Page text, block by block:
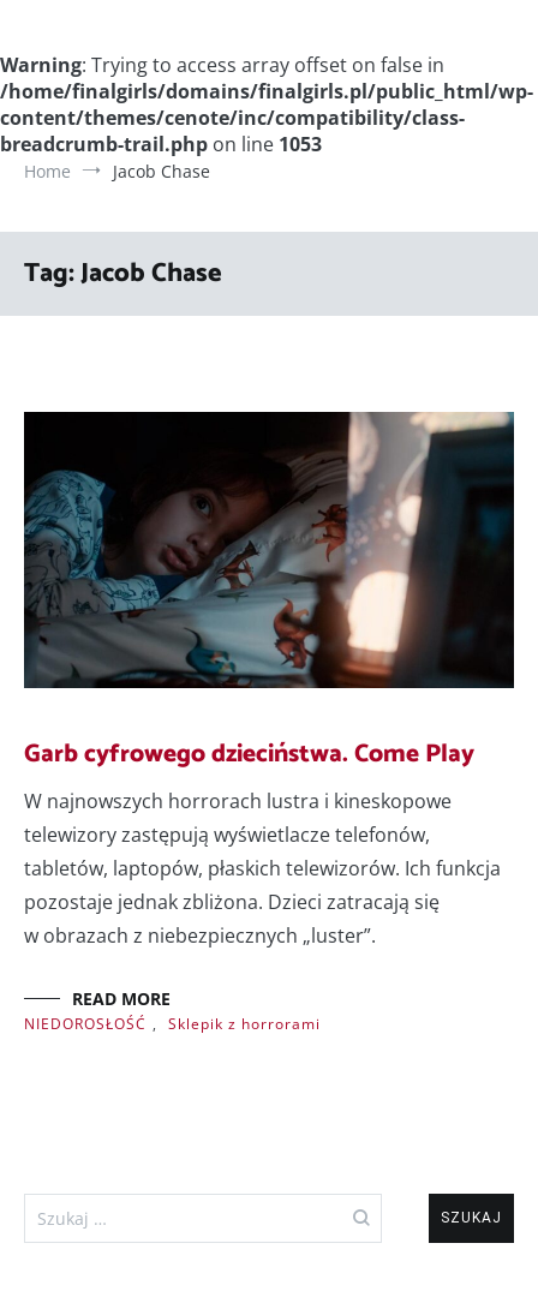
Warning: Trying to access array offset on false in
/home/finalgirls/domains/finalgirls.pl/public_html/wp-
content/themes/cenote/inc/compatibility/class-
breadcrumb-trail.php on line 1053
Home Jacob Chase
Tag:Jacob Chase
Garb cyfrowego dzieciństwa. Come Play
W najnowszych horrorach lustra i kineskopowe
telewizory zastępują wyświetlacze telefonów,
tabletów, laptopów, płaskich telewizorów. Ich funkcja
pozostaje jednak zbliżona. Dzieci zatracają się
w obrazach z niebezpiecznych „luster”.
READ MORE
NIEDOROSŁOŚĆ , Sklepik z horrorami
Szukaj: